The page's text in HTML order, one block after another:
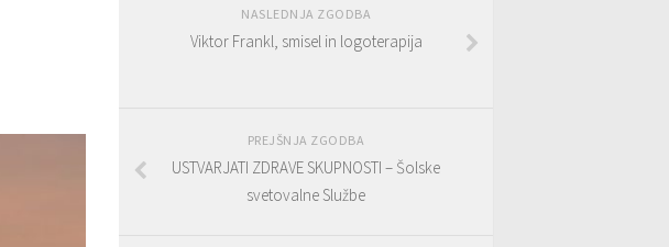
NASLEDNJA ZGODBA
Viktor Frankl, smisel in logoterapija
PREJŠNJA ZGODBA
USTVARJATI ZDRAVE SKUPNOSTI – Šolske
svetovalne Službe